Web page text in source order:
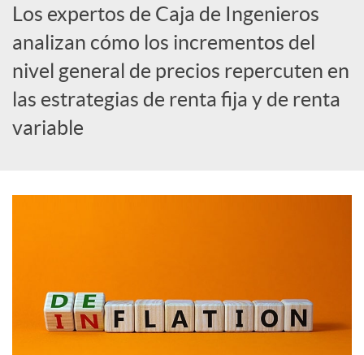
s
S
o
c
Los expertos de Caja de Ingenieros
analizan cómo los incrementos del
nivel general de precios repercuten en
las estrategias de renta fija y de renta
variable